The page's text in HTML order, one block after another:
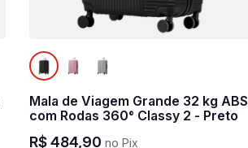
Mala de Viagem Grande 32 kg ABS
com Rodas 360° Classy 2 - Preto
R$ 484,90 no Pix